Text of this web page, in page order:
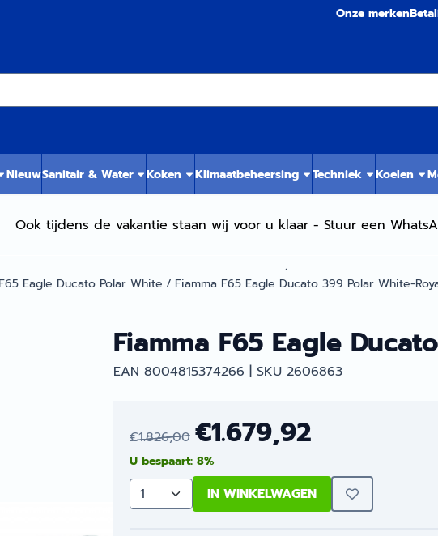
Onze merken
NieuwSanitair & Water Koken Klimaatbeheersing Techniek Koelen
Ook tijdens de vakantie staan wij voor u klaar - Stuur een
.
Eagle Ducato Polar White / Fiamma F65 Eagle Ducato 399 Polar White-
Fiamma F65 Eagle
EAN 8004815374266 | SKU 2606863
€1.826,00 €1.679,92
U bespaart: 8%
Aantal IN WINKELWAGEN